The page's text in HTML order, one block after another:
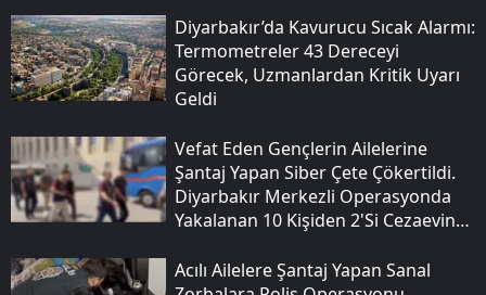
Diyarbakır’da Kavurucu Sıcak Alarmı:
Termometreler 43 Dereceyi
Görecek, Uzmanlardan Kritik Uyarı
Geldi
Vefat Eden Gençlerin Ailelerine
Şantaj Yapan Siber Çete Çökertildi.
Diyarbakır Merkezli Operasyonda
Yakalanan 10 Kişiden 2'si Cezaevine
Acılı Ailelere Şantaj Yapan Sanal